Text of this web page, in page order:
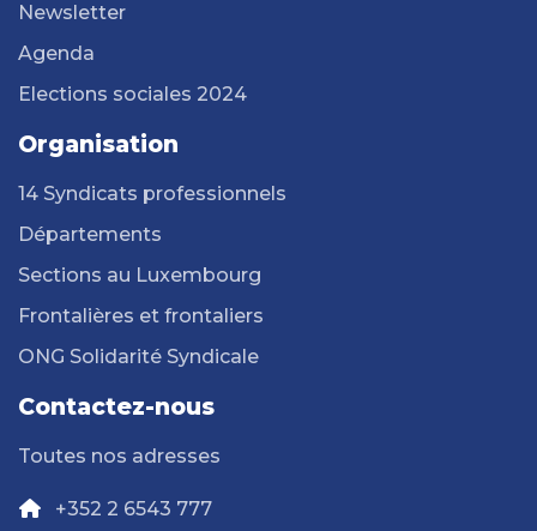
Newsletter
Agenda
Elections sociales 2024
Organisation
14 Syndicats professionnels
Départements
Sections au Luxembourg
Frontalières et frontaliers
ONG Solidarité Syndicale
Contactez-nous
Toutes nos adresses
+352 2 6543 777